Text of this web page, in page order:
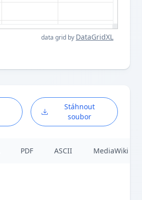
data grid by DataGridXL
Stáhnout
soubor
PDF ASCII MediaWiki